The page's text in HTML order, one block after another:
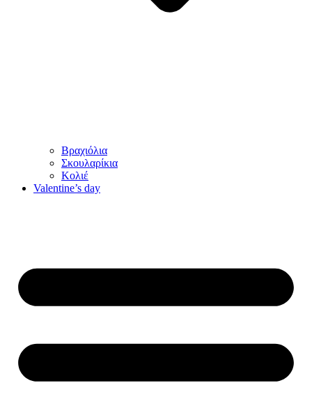
Βραχιόλια
Σκουλαρίκια
Κολιέ
Valentine’s day